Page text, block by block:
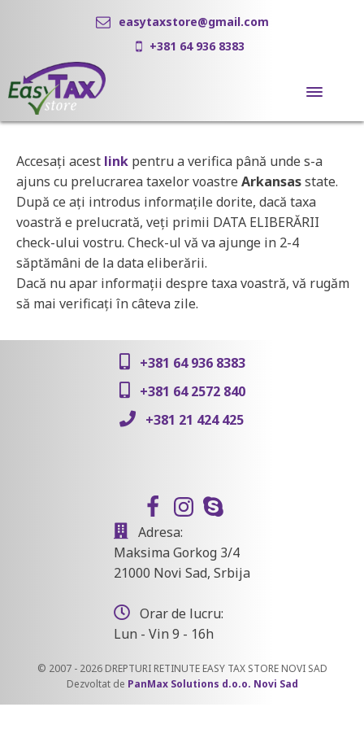
easytaxstore@gmail.com
+381 64 936 8383
Accesaţi acest link pentru a verifica până unde s-a
ajuns cu prelucrarea taxelor voastre Arkansasstate.
După ce aţi introdus informaţile dorite, dacă taxa
voastră e prelucrată, veţi primii DATA ELIBERĂRII
check-ului vostru. Check-ul vă va ajunge in 2-4
săptămâni de la data eliberării.
Dacă nu apar informaţii despre taxa voastră, vă rugăm
să mai verificaţi în câteva zile.
+381 64 936 8383
+381 64 2572 840
+381 21 424 425
Adresa:
Maksima Gorkog 3/4
21000 Novi Sad, Srbija
Orar de lucru:
Lun - Vin 9 - 16h
© 2007 - 2026 DREPTURI RETINUTE EASY TAX STORE NOVI SAD
Dezvoltat de PanMax Solutions d.o.o. Novi Sad